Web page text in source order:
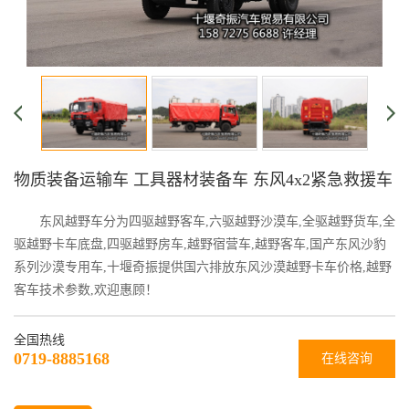
物质装备运输车 工具器材装备车 东风4x2紧急救援车
东风越野车分为四驱越野客车,六驱越野沙漠车,全驱越野货车,全
驱越野卡车底盘,四驱越野房车,越野宿营车,越野客车,国产东风沙豹
系列沙漠专用车,十堰奇振提供国六排放东风沙漠越野卡车价格,越野
客车技术参数,欢迎惠顾！
在线咨询
全国热线
0719-8885168